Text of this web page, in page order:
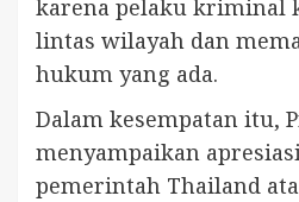
karena pelaku kriminal
lintas wilayah dan
hukum yang ada.
Dalam kesempatan itu,
menyampaikan
pemerintah Thailand